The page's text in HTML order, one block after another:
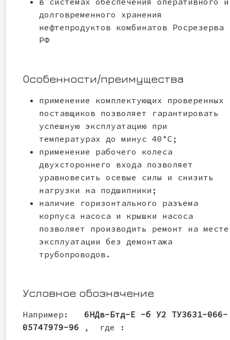
долговременного хранения
нефтепродуктов комбинатов Росрезерва
РФ
Особенности/преимущества
применение комплектующих проверенных
поставщиков позволяет гарантировать
успешную эксплуатацию при
температурах до минус 40°С;
применение рабочего колеса
двухстороннего входа позволяет
уравновесить осевые силы и снизить
нагрузки на подшипники;
наличие горизонтального разъема
корпуса насоса и крышки насоса
позволяет производить ремонт на месте
эксплуатации без демонтажа
трубопроводов.
Условное обозначение
Например: 6НДв-Бтд-Е -б У2 ТУ3631-066-
05747979-96 , где :